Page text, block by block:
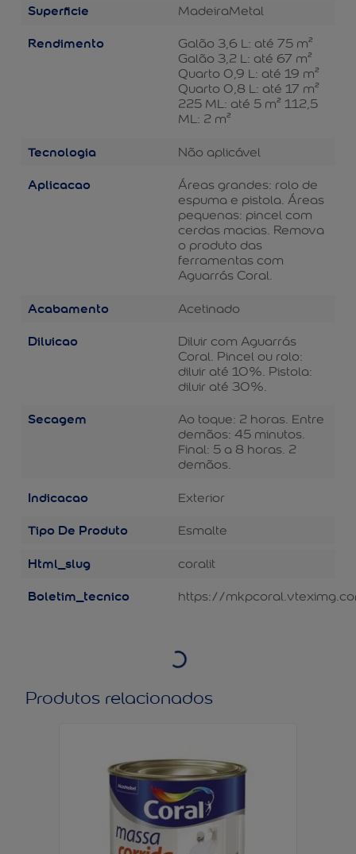
Superficie MadeiraMetal
Rendimento
Galão 3,6 L: até 75 m²
Galão 3,2 L: até 67 m²
Quarto 0,9 L: até 19 m²
Quarto 0,8 L: até 17 m²
225 ML: até 5 m² 112,5
ML: 2 m²
Tecnologia Não aplicável
Aplicacao
Áreas grandes: rolo de
espuma e pistola. Áreas
pequenas: pincel com
cerdas macias. Remova
o produto das
ferramentas com
Aguarrás Coral.
Acabamento Acetinado
Diluicao
Diluir com Aguarrás
Coral. Pincel ou rolo:
diluir até 10%. Pistola:
diluir até 30%.
Secagem
Ao toque: 2 horas. Entre
demãos: 45 minutos.
Final: 5 a 8 horas. 2
demãos.
Indicacao Exterior
Tipo De Produto Esmalte
Html_slug coralit
Boletim_tecnico https://
Produtos relacionados